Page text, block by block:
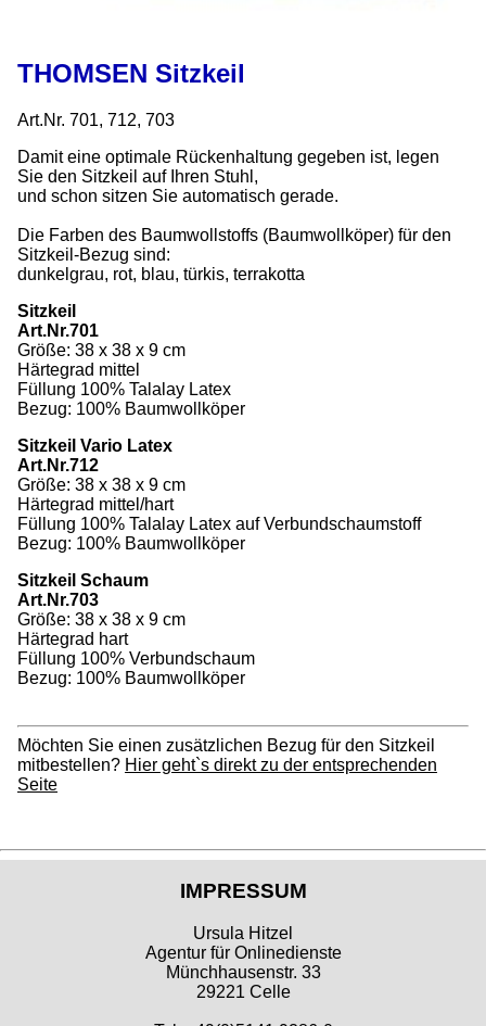
THOMSEN Sitzkeil
Art.Nr. 701, 712, 703
Damit eine optimale Rückenhaltung gegeben ist, legen
Sie den Sitzkeil auf Ihren Stuhl,
und schon sitzen Sie automatisch gerade.
Die Farben des Baumwollstoffs (Baumwollköper) für den
Sitzkeil-Bezug sind:
dunkelgrau, rot, blau, türkis, terrakotta
Sitzkeil
Art.Nr.701
Größe: 38 x 38 x 9 cm
Härtegrad mittel
Füllung 100% Talalay Latex
Bezug: 100% Baumwollköper
Sitzkeil Vario Latex
Art.Nr.712
Größe: 38 x 38 x 9 cm
Härtegrad mittel/hart
Füllung 100% Talalay Latex auf Verbundschaumstoff
Bezug: 100% Baumwollköper
Sitzkeil Schaum
Art.Nr.703
Größe: 38 x 38 x 9 cm
Härtegrad hart
Füllung 100% Verbundschaum
Bezug: 100% Baumwollköper
Möchten Sie einen zusätzlichen Bezug für den Sitzkeil
mitbestellen? Hier geht`s direkt zu der entsprechenden
Seite
IMPRESSUM
Ursula Hitzel
Agentur für Onlinedienste
Münchhausenstr. 33
29221 Celle